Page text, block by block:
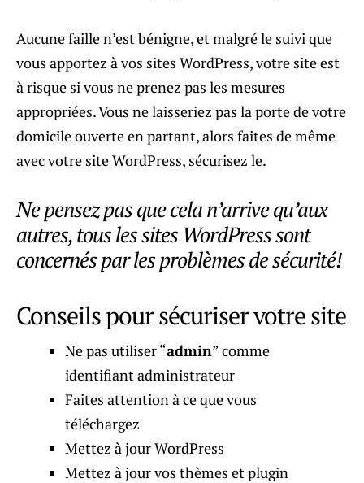
Aucune faille n’est bénigne, et malgré le suivi que
vous apportez à vos sites WordPress, votre site est
à risque si vous ne prenez pas les mesures
appropriées. Vous ne laisseriez pas la porte de votre
domicile ouverte en partant, alors faites de même
avec votre site WordPress, sécurisez le.
Ne pensez pas que cela n’arrive qu’aux
autres, tous les sites WordPress sont
concernés par les problèmes de sécurité!
Conseils pour sécuriser votre site
Ne pas utiliser “admin” comme
identifiant administrateur
Faites attention à ce que vous
téléchargez
Mettez à jour WordPress
Mettez à jour vos thèmes et plugin